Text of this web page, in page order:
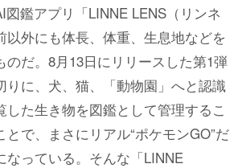
図鑑アプリ「LINNE LENS（リンネ
以外にも体長、体重、生息地などを
のだ。8月13日にリリースした第1弾
りに、犬、猫、「動物園」へと認識
した生き物を図鑑として管理するこ
とで、まさにリアル“ポケモンGO”だ
なっている。そんな「LINNE